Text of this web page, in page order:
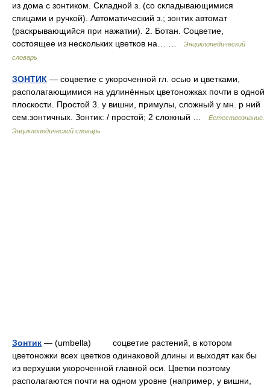
из дома с зонтиком. Складной з. (со складывающимися
спицами и ручкой). Автоматический з.; зонтик автомат
(раскрывающийся при нажатии). 2. Ботан. Соцветие,
состоящее из нескольких цветков на… …
Энциклопедический
словарь
ЗОНТИК — соцветие с укороченной гл. осью и цветками,
располагающимися на удлинённых цветоножках почти в одной
плоскости. Простой 3. у вишни, примулы, сложный у мн. р ний
сем.зонтичных. Зонтик: / простой; 2 сложный …
Естествознание.
Энциклопедический словарь
Зонтик — (umbella) соцветие растений, в котором
цветоножки всех цветков одинаковой длины и выходят как бы
из верхушки укороченной главной оси. Цветки поэтому
располагаются почти на одном уровне (например, у вишни,